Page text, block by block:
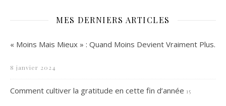
MES DERNIERS ARTICLES
« Moins Mais Mieux » : Quand Moins Devient Vraiment Plus.
8 janvier 2024
Comment cultiver la gratitude en cette fin d’année 15